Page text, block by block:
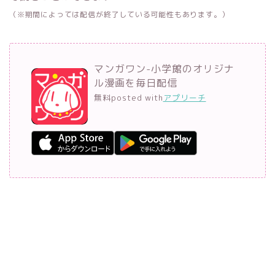
（※期間によっては配信が終了している可能性もあります。）
マンガワン-小学館のオリジナ
ル漫画を毎日配信
無料posted with アプリーチ